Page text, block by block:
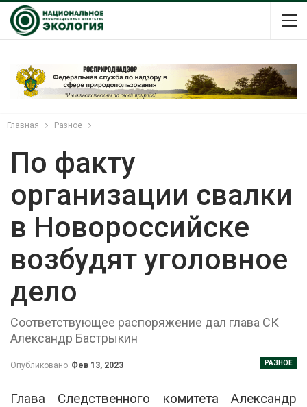
Главная Разное
По факту
организации свалки
в Новороссийске
возбудят уголовное
дело
Соответствующее распоряжение дал глава СК
Александр Бастрыкин
РАЗНОЕ
Опубликовано Фев 13, 2023
Глава Следственного комитета Александр